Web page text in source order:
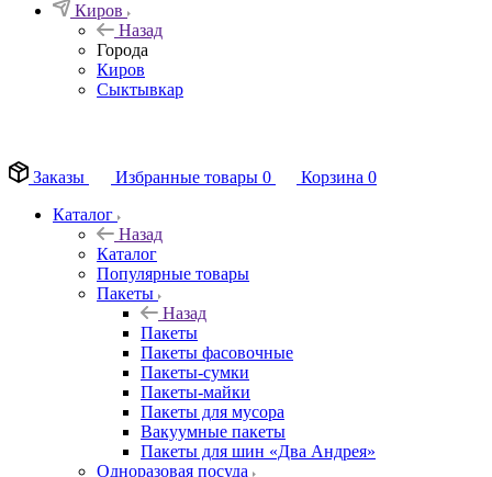
Киров
Назад
Города
Киров
Сыктывкар
Заказы
Избранные товары 0 Корзина 0
Каталог
Назад
Каталог
Популярные товары
Пакеты
Назад
Пакеты
Пакеты фасовочные
Пакеты-сумки
Пакеты-майки
Пакеты для мусора
Вакуумные пакеты
Пакеты для шин «Два Андрея»
Одноразовая посуда